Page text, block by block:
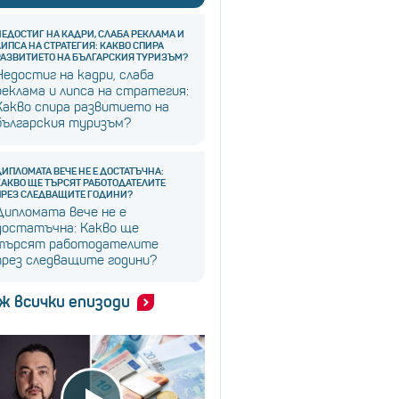
НА КАДРИ, СЛАБА РЕКЛАМА И
НА СТРАТЕГИЯ: КАКВО СПИРА
НА БЪЛГАРСКИЯ ТУРИЗЪМ?
на кадри, слаба
и липса на стратегия:
спира развитието на
туризъм?
ВЕЧЕ НЕ Е ДОСТАТЪЧНА:
ЩЕ ТЪРСЯТ РАБОТОДАТЕЛИТЕ
СЛЕДВАЩИТЕ ГОДИНИ?
вече не е
Какво ще
работодателите
следващите години?
всички епизоди